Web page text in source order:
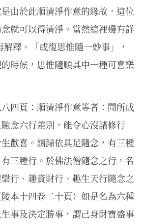
是由於此順清淨作意的緣故，這位
就可以得清淨。當然這裡邊有詳
釋。「或復思惟隨一妙事」，
時候，思惟隨順其中一種可喜樂
八四頁：順清淨作意等者：聞所成
念六行差別，能令心沒諸修行
歡喜。謂歸依具足隨念，有三種
三種行。於佛法僧隨念之行，名
行、趣資財行、趣生天行隨念之
本十四卷二十頁）如是名為六種
事及決定勝事，謂己身財寶盛事